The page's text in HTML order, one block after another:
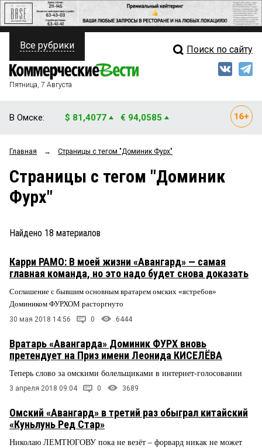
ПОЛИТИКА
ФИНАНСЫ
ОБЩЕСТВО
ЗАКОН
НОВОСТИ КОМПАНИЙ
ПРОИСШЕСТВИЯ
СТИЛЬ ЖИЗНИ
Свежий выпуск
Мнения
Рейтинги
Все рубрики Поиск по сайту
Пятница, 7 Августа
В Омске: $ 81,4077 € 94,0585
Главная → Страницы c тегом "Доминик Фурх"
Страницы c тегом "Доминик
Фурх"
Найдено 18 материалов
Карри РАМО: В моей жизни «Авангард» — самая
главная команда, но это надо будет снова доказать
Соглашение с бывшим основным вратарем омских «ястребов»
Домиником ФУРХОМ расторгнуто
30 мая 2018 14:56 0 6444
Вратарь «Авангарда» Доминик ФУРХ вновь
претендует на Приз имени Леонида КИСЕЛЁВА
Теперь слово за омскими болельщиками в интернет-голосовании
3 апреля 2018 09:04 0 3689
Омский «Авангард» в третий раз обыграл китайский
«Куньлунь Ред Стар»
Николаю ЛЕМТЮГОВУ пока не везёт – форвард никак не может